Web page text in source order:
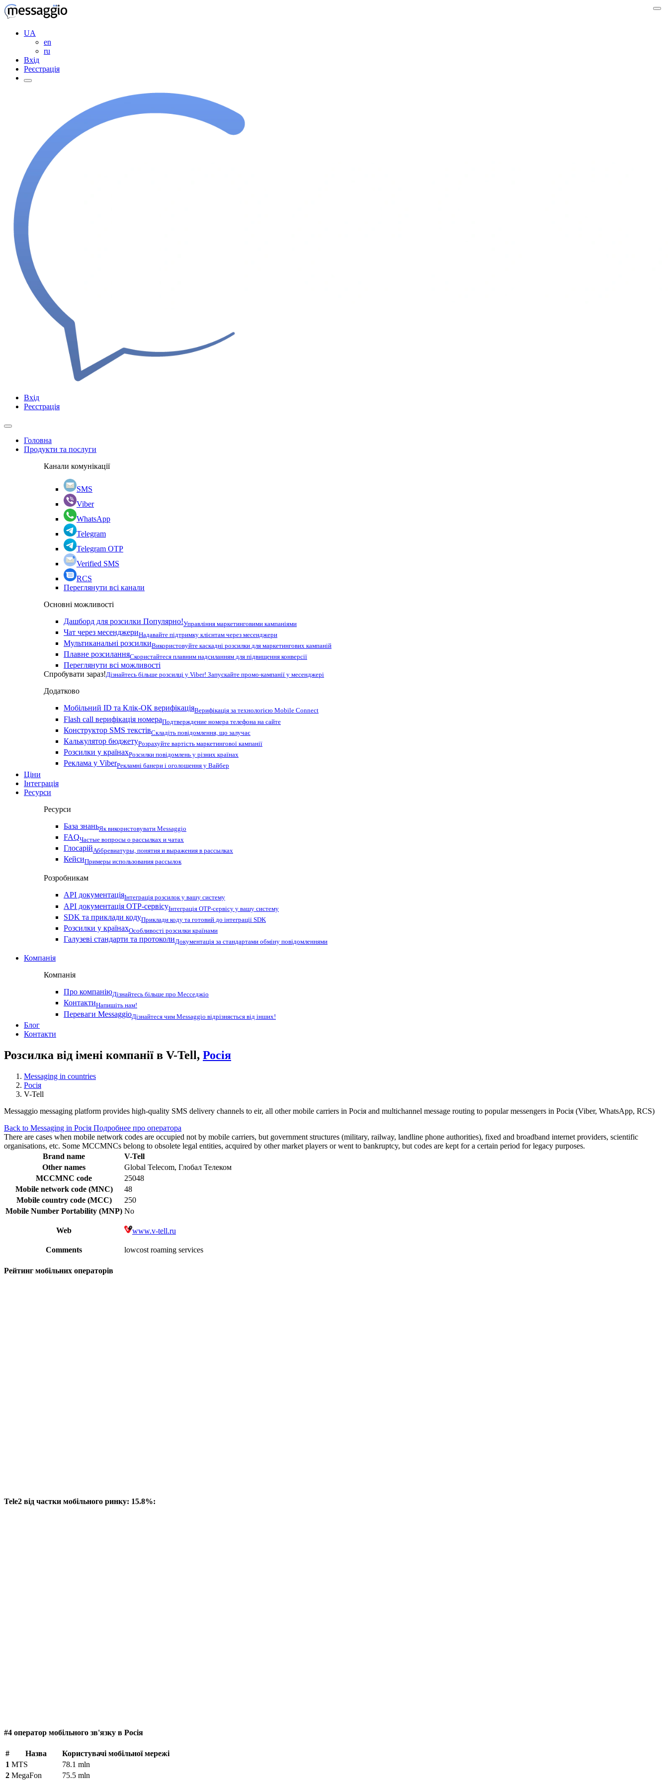
UA
en
ru
Вхід
Реєстрація
Вхід
Реєстрація
Головна
Продукти та послуги
Канали комунікації
SMS
Viber
WhatsApp
Telegram
Telegram OTP
Verified SMS
RCS
Переглянути всі канали
Основні можливості
Дашборд для розсилки Популярно!Управління маркетинговими кампаніями
Чат через месенджериНадавайте підтримку клієнтам через месенджери
Мультиканальні розсилкиВикористовуйте каскадні розсилки для маркетингових кампаній
Плавне розсиланняСкористайтеся плавним надсиланням для підвищення конверсії
Переглянути всі можливості
Спробувати зараз!Дізнайтесь більше розсилці у Viber! Запускайте промо-кампанії у месенджері
Додатково
Мобільний ID та Клік-ОК верифікаціяВерифікація за технологією Mobile Connect
Flash call верифікація номераПодтверждение номера телефона на сайте
Конструктор SMS текстівСкладіть повідомлення, що залучає
Калькулятор бюджетуРозрахуйте вартість маркетингової кампанії
Розсилки у країнахРозсилки повідомлень у різних країнах
Реклама у ViberРекламні банери і оголошення у Вайбер
Ціни
Інтеграція
Ресурси
Ресурси
База знаньЯк використовувати Messaggio
FAQЧастые вопросы о рассылках и чатах
ГлосарійАббревиатуры, понятия и выражения в рассылках
КейсиПримеры использования рассылок
Розробникам
API документаціяІнтеграція розсилок у вашу систему
API документація OTP-сервісуІнтеграція OTP-сервісу у вашу систему
SDK та приклади кодуПриклади коду та готовий до інтеграції SDK
Розсилки у країнахОсобливості розсилки країнами
Галузеві стандарти та протоколиДокументація за стандартами обміну повідомленнями
Компанія
Компанія
Про компаніюДізнайтесь більше про Месседжіо
КонтактиНапишіть нам!
Переваги MessaggioДізнайтеся чим Messaggio відрізняється від інших!
Блог
Контакти
Розсилка від імені компанії в V-Tell, Росія
Messaging in countries
Росія
V-Tell
Messaggio messaging platform provides high-quality SMS delivery channels to eir, all other mobile carriers in Росія and multichannel message routing to popular messengers in Росія (Viber, WhatsApp, RCS)
Back to Messaging in Росія Подробнее про оператора
There are cases when mobile network codes are occupied not by mobile carriers, but government structures (military, railway, landline phone authorities), fixed and broadband internet providers, scientific
organisations, etc. Some MCCMNCs belong to obsolete legal entities, acquired by other market players or went to bankruptcy, but codes are kept for a certain period for legacy purposes.
Brand name
V-Tell
Other names
Global Telecom, Глобал Телеком
MCCMNC code
25048
Mobile network code (MNC)
48
Mobile country code (MCC)
250
Mobile Number Portability (MNP) No
Web www.v-tell.ru
Comments lowcost roaming services
Рейтинг мобільних операторів
Tele2 від частки мобільного ринку: 15.8%:
#4 оператор мобільного зв'язку в Росія
# Назва
Користувачі мобільної мережі
1 MTS
78.1 mln
2 MegaFon 75.5 mln